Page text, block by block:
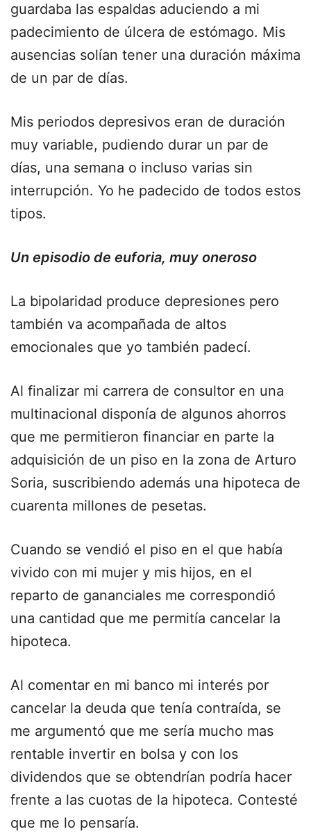
guardaba las espaldas aduciendo a mi
padecimiento de úlcera de estómago. Mis
ausencias solían tener una duración máxima
de un par de días.
Mis periodos depresivos eran de duración
muy variable, pudiendo durar un par de
días, una semana o incluso varias sin
interrupción. Yo he padecido de todos estos
tipos.
Un episodio de euforia, muy oneroso
La bipolaridad produce depresiones pero
también va acompañada de altos
emocionales que yo también padecí.
Al finalizar mi carrera de consultor en una
multinacional disponía de algunos ahorros
que me permitieron financiar en parte la
adquisición de un piso en la zona de Arturo
Soria, suscribiendo además una hipoteca de
cuarenta millones de pesetas.
Cuando se vendió el piso en el que había
vivido con mi mujer y mis hijos, en el
reparto de gananciales me correspondió
una cantidad que me permitía cancelar la
hipoteca.
Al comentar en mi banco mi interés por
cancelar la deuda que tenía contraída, se
me argumentó que me sería mucho mas
rentable invertir en bolsa y con los
dividendos que se obtendrían podría hacer
frente a las cuotas de la hipoteca. Contesté
que me lo pensaría.